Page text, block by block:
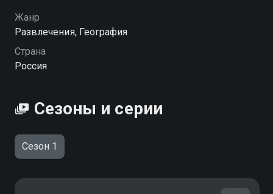
Жанр
Развлечения, География
Страна
Россия
Сезоны и серии
Сезон 1